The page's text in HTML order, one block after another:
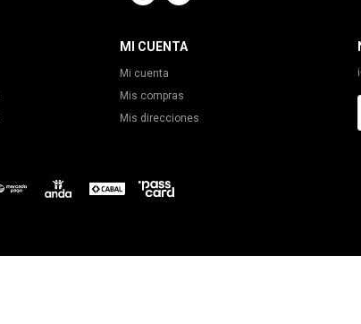
MI CUENTA
Mi cuenta
Mis compras
Mis direcciones